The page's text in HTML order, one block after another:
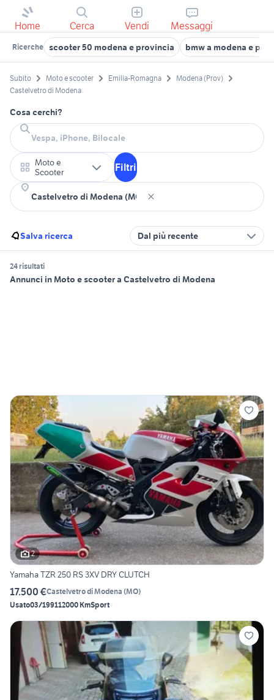
Home Cerca Vendi Messaggi
Ricerche scooter 50 modena e provincia bmw a modena e
Subito Moto e scooter Emilia-Romagna
Modena (Prov)
Castelvetro di Modena
Cosa cerchi?
Moto e
Scooter
Filtri
Salva ricerca Dal più recente
24 risultati
Annunci in Moto e scooter a Castelvetro di Modena
2
Yamaha TZR 250 RS 3XV DRY CLUTCH
17.500 €Castelvetro di Modena (MO)
Usato03/199112000 KmSport